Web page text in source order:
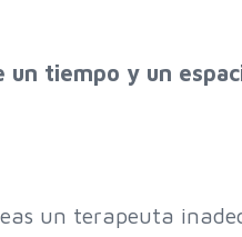
tiempo y un
un terapeuta